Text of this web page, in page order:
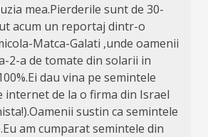
mea.Pierderile sunt de 30-
acum un reportaj dintr-o
Matca-Galati ,unde oamenii
2-a de tomate din solarii in
dau vina pe semintele
internet de la o firma din Israel
sustin ca semintele
am cumparat semintele din